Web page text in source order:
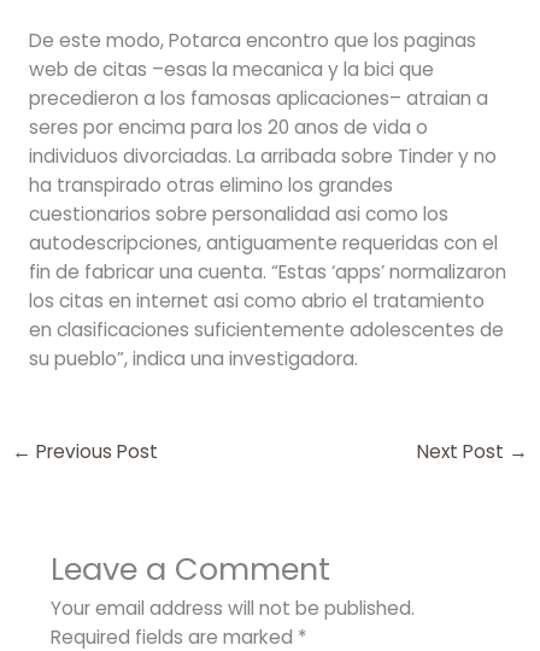
De este modo, Potarca encontro que los paginas
web de citas –esas la mecanica y la bici que
precedieron a los famosas aplicaciones– atraian a
seres por encima para los 20 anos de vida o
individuos divorciadas. La arribada sobre Tinder y no
ha transpirado otras elimino los grandes
cuestionarios sobre personalidad asi­ como los
autodescripciones, antiguamente requeridas con el
fin de fabricar una cuenta. “Estas ‘apps’ normalizaron
los citas en internet asi­ como abrio el tratamiento
en clasificaciones suficientemente adolescentes de
su pueblo”, indica una investigadora.
← Previous Post Next Post →
Leave a Comment
Your email address will not be published.
Required fields are marked *